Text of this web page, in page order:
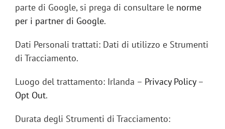
parte di Google, si prega di consultare le norme
per i partner di Google.
Dati Personali trattati: Dati di utilizzo e Strumenti
di Tracciamento.
Luogo del trattamento: Irlanda – Privacy Policy–
Opt Out.
Durata degli Strumenti di Tracciamento: